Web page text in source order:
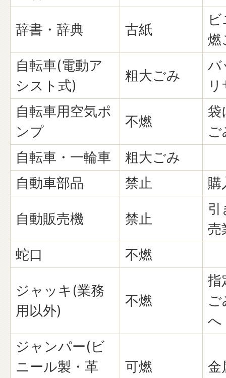
辞書・辞典 古紙
燃
自転車(電動ア
シスト式)
粗大ごみ
バ
自転車用空気ポ
ンプ
不燃
袋
ご
自転車・一輪車
粗大ごみ
自動車部品
禁止 購
自動販売機 禁止
引
売
蛇口
不燃
ジャッキ(業務
用以外)
不燃
指
へ
ジャンパー(ビ
ニール製・革
可燃 金